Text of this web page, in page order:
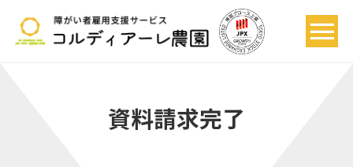
資料請求完了